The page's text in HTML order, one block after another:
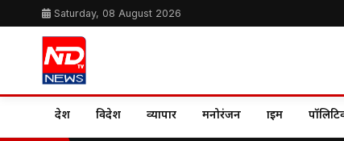
Saturday, 08 August 2026
देश विदेश व्यापार मनोरंजन क्राइम